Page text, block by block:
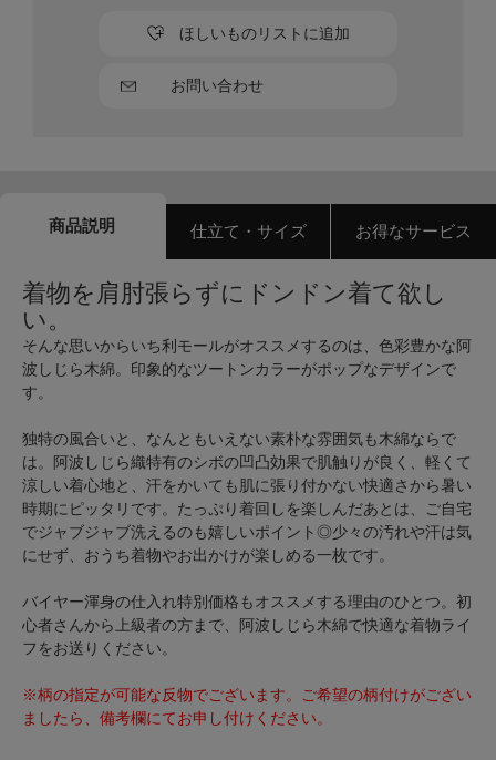
お問い合わせ
ほしいものリストに追加
商品説明 仕立て・サイズ お得なサービス
着物を肩肘張らずにドンドン着て欲し
い。
そんな思いからいち利モールがオススメするのは、色彩豊かな阿
波しじら木綿。印象的なツートンカラーがポップなデザインで
す。
独特の風合いと、なんともいえない素朴な雰囲気も木綿ならで
は。阿波しじら織特有のシボの凹凸効果で肌触りが良く、軽くて
涼しい着心地と、汗をかいても肌に張り付かない快適さから暑い
時期にピッタリです。たっぷり着回しを楽しんだあとは、ご自宅
でジャブジャブ洗えるのも嬉しいポイント◎少々の汚れや汗は気
にせず、おうち着物やお出かけが楽しめる一枚です。
バイヤー渾身の仕入れ特別価格もオススメする理由のひとつ。初
心者さんから上級者の方まで、阿波しじら木綿で快適な着物ライ
フをお送りください。
※柄の指定が可能な反物でございます。ご希望の柄付けがござい
ましたら、備考欄にてお申し付けください。